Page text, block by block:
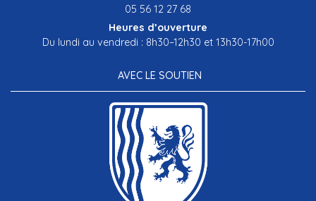
05 56 12 27 68
Heures d’ouverture
Du lundi au vendredi : 8h30–12h30 et 13h30-17h00
AVEC LE SOUTIEN